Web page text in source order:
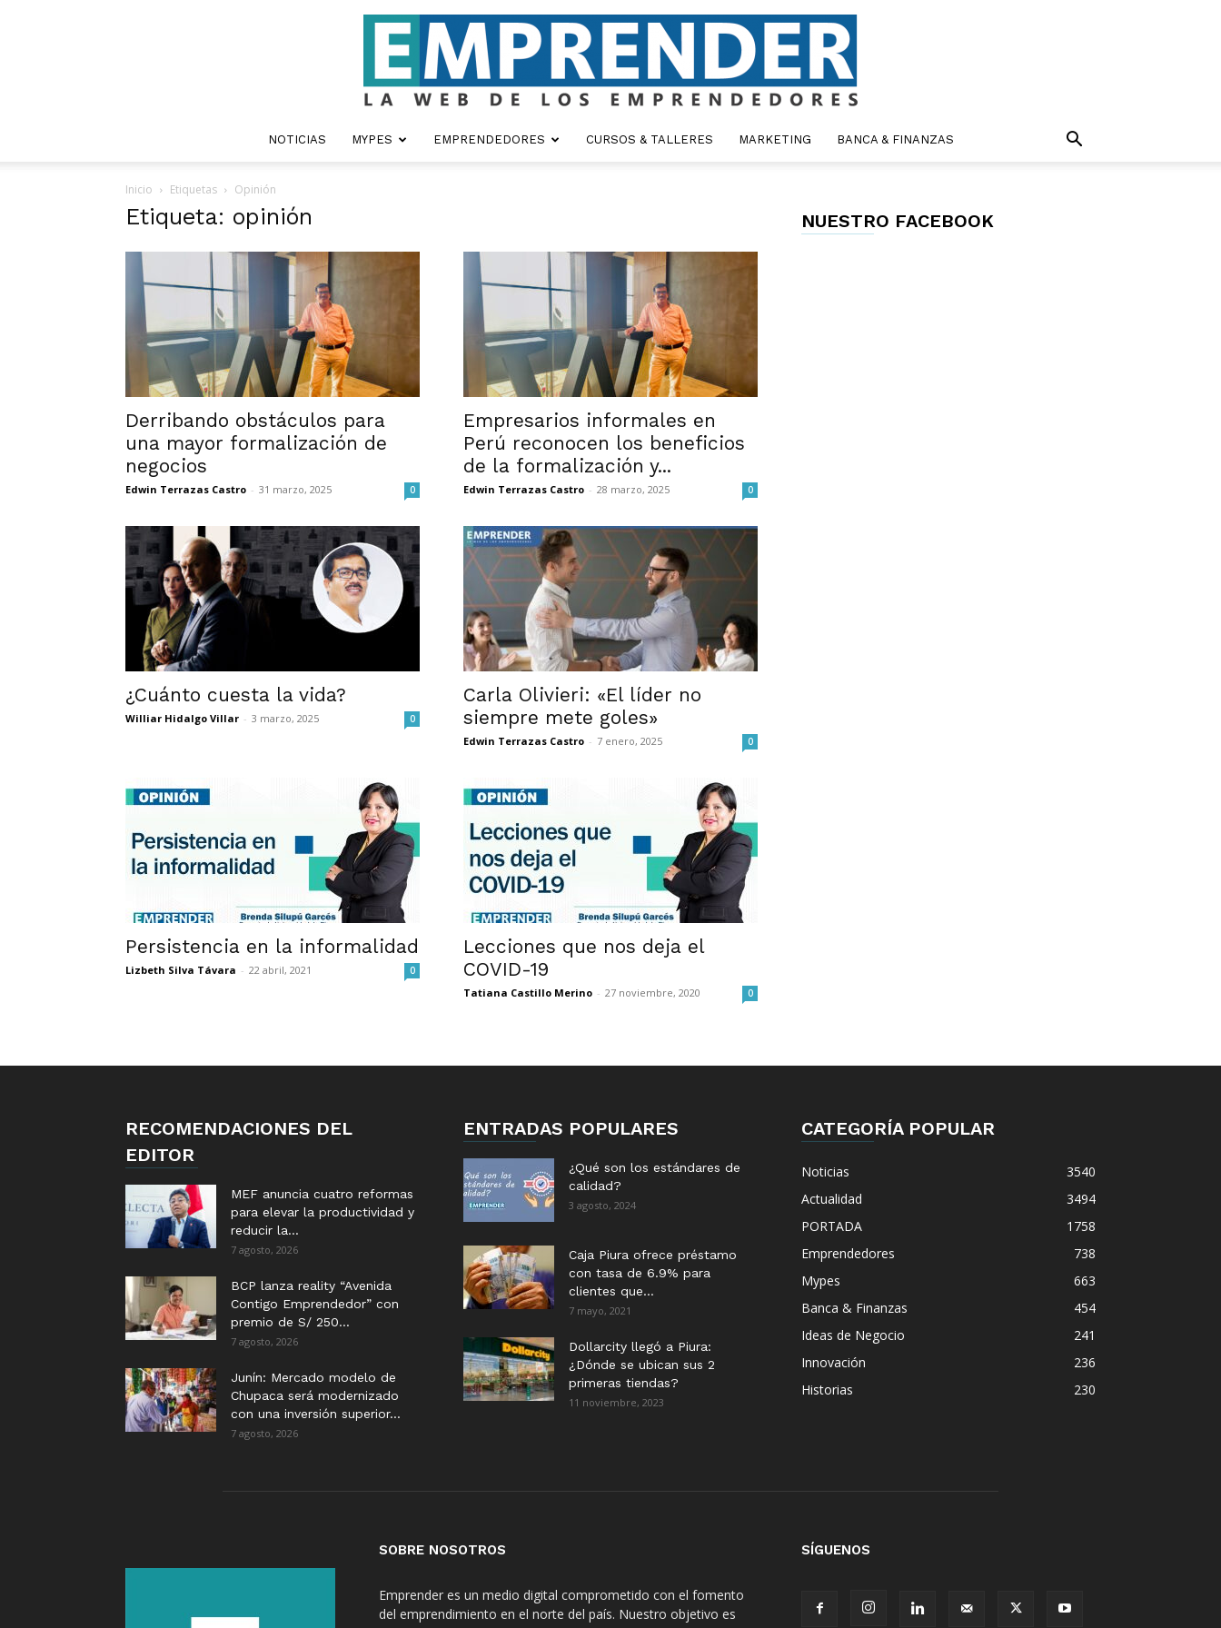
NOTICIAS MYPES EMPRENDEDORES CURSOS & TALLERES MARKETING BANCA & FINANZAS
Inicio Etiquetas Opinión
Etiqueta: opinión
Derribando obstáculos para
una mayor formalización de
negocios
Edwin Terrazas Castro - 31 marzo, 2025 0
Empresarios informales en
Perú reconocen los beneficios
de la formalización y...
Edwin Terrazas Castro - 28 marzo, 2025 0
¿Cuánto cuesta la vida?
Williar Hidalgo Villar - 3 marzo, 2025 0
Carla Olivieri: «El líder no
siempre mete goles»
Edwin Terrazas Castro - 7 enero, 2025 0
Persistencia en la informalidad
Lizbeth Silva Távara - 22 abril, 2021 0
Lecciones que nos deja el
COVID-19
Tatiana Castillo Merino - 27 noviembre, 2020 0
NUESTRO FACEBOOK
RECOMENDACIONES DEL
EDITOR
MEF anuncia cuatro reformas
para elevar la productividad y
reducir la...
7 agosto, 2026
BCP lanza reality “Avenida
Contigo Emprendedor” con
premio de S/ 250...
7 agosto, 2026
Junín: Mercado modelo de
Chupaca será modernizado
con una inversión superior...
7 agosto, 2026
ENTRADAS POPULARES
¿Qué son los estándares de
calidad?
3 agosto, 2024
Caja Piura ofrece préstamo
con tasa de 6.9% para
clientes que...
7 mayo, 2021
Dollarcity llegó a Piura:
¿Dónde se ubican sus 2
primeras tiendas?
11 noviembre, 2023
CATEGORÍA POPULAR
Noticias
3540
Actualidad
3494
PORTADA
1758
Emprendedores
738
Mypes
663
Banca & Finanzas
454
Ideas de Negocio
241
Innovación
236
Historias
230
SOBRE NOSOTROS
Emprender es un medio digital comprometido con el fomento
del emprendimiento en el norte del país. Nuestro objetivo es
SÍGUENOS